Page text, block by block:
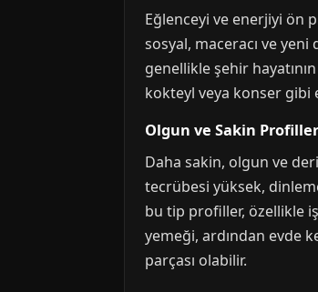
Eğlenceyi ve enerjiyi ön
sosyal, maceracı ve yeni
genellikle şehir
kokteyl veya konser gibi
Olgun ve Sakin Profiller
Daha sakin, olgun ve
tecrübesi yüksek,
bu tip profiller, özellikle
yemeği, ardından evde
parçası olabilir.